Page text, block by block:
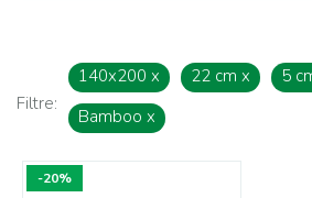
Filtre:
140x200 x 22 cm x 5
Bamboo x
-20%